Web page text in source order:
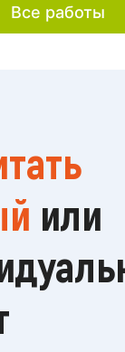
Все работы
или